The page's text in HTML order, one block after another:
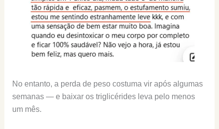
No entanto, a perda de peso costuma vir após algumas
semanas — e baixar os triglicérides leva pelo menos
um mês.